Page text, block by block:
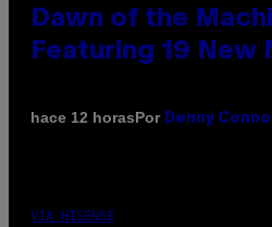
Dawn of the
Featuring 19 New
hace 12 horasPor Denny
VIA HISENSE